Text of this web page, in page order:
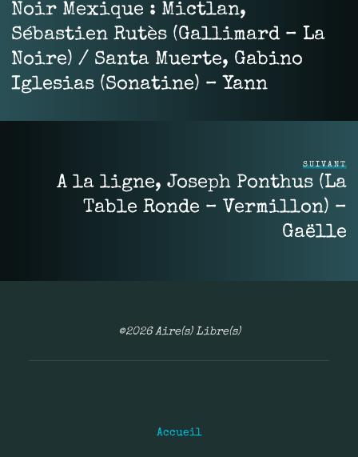
Noir Mexique : Mictlan,
Sébastien Rutès (Gallimard – La
Noire) / Santa Muerte, Gabino
Iglesias (Sonatine) – Yann
SUIVANT
A la ligne, Joseph Ponthus (La
Table Ronde – Vermillon) –
Gaëlle
©2026 Aire(s) Libre(s)
Accueil